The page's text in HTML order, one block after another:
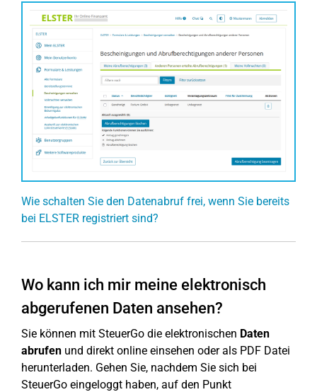
Wie schalten Sie den Datenabruf frei, wenn Sie bereits
bei ELSTER registriert sind?
Wo kann ich mir meine elektronisch
abgerufenen Daten ansehen?
Sie können mit SteuerGo die elektronischen Daten
abrufen und direkt online einsehen oder als PDF Datei
herunterladen. Gehen Sie, nachdem Sie sich bei
SteuerGo eingeloggt haben, auf den Punkt